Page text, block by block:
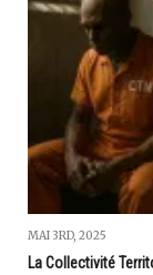
MAI 3RD, 2025
La Collectivité